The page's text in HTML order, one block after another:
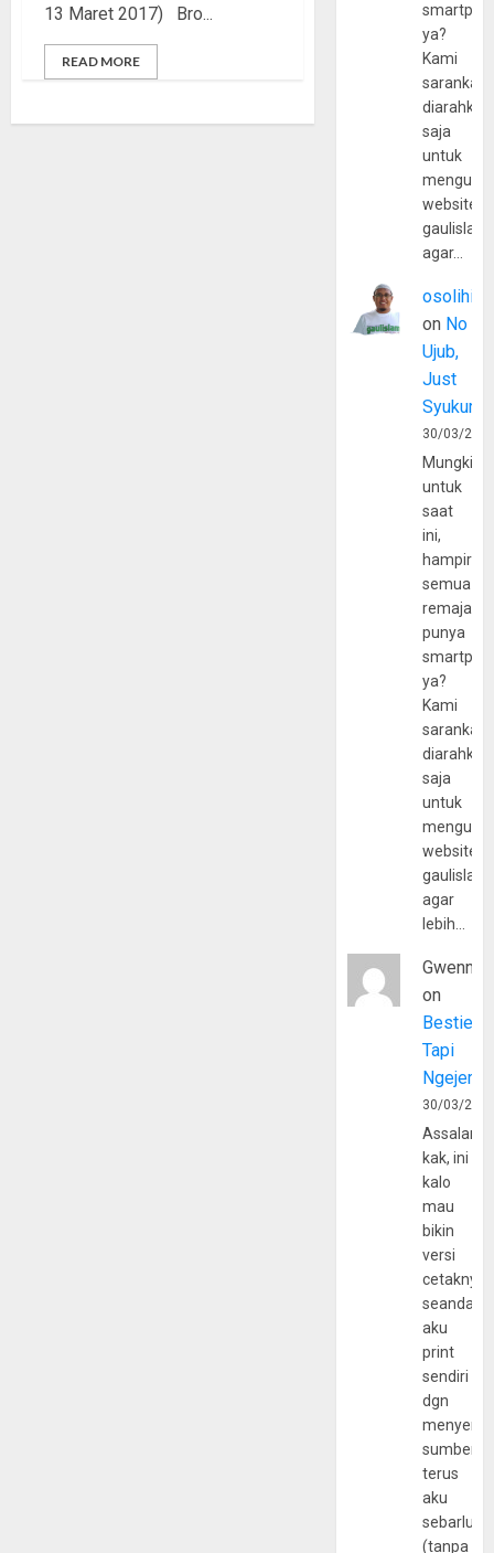
13 Maret 2017) Bro...
READ MORE
ya?
Kami
sarankan,
diarahkan
saja
untuk
website
agar…
osolihin
on No
Ujub,
Just
Syukur
30/03/
Mungkin
untuk
saat
ini,
hampir
semua
remaja
punya
ya?
Kami
sarankan,
diarahkan
saja
untuk
website
agar
lebih…
Gwenny
on
Bestie
Tapi
30/03/
kak, ini
kalo
mau
bikin
versi
cetaknya
aku
print
sendiri
dgn
sumber
terus
aku
(tanpa